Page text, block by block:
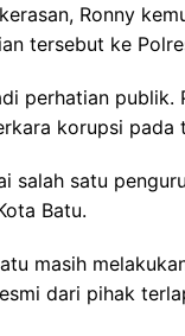
Ronny
tersebut ke
perhatian publik.
korupsi pada
salah satu
Batu.
masih
dari pihak